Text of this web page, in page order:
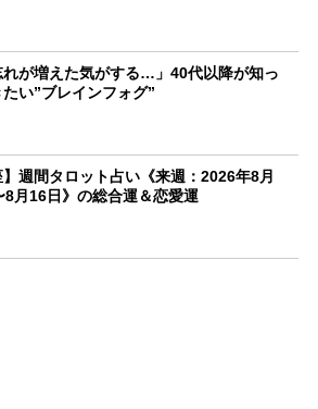
れが増えた気がする…」40代以降が知っ
い”ブレインフォグ”
】週間タロット占い《来週：2026年8月
8月16日》の総合運＆恋愛運